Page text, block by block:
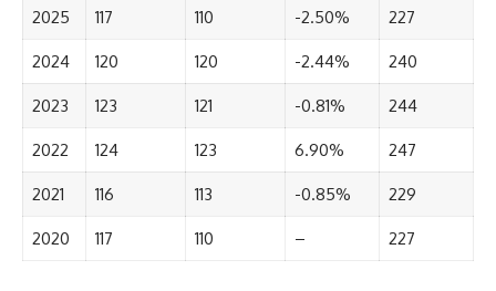
2025 117 110 -2.50% 227
2024 120 120 -2.44% 240
2023 123 121 -0.81% 244
2022 124 123 6.90% 247
2021 116 113 -0.85% 229
2020 117 110 – 227